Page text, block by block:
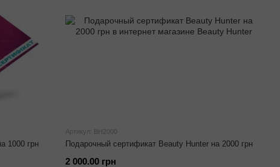
1000 грн
Артикул: BH2000
Подарочный сертификат Beauty Hunter на 2000 грн
2 000.00 грн